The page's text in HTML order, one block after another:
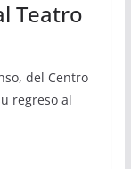
Teatro
del Centro
regreso al